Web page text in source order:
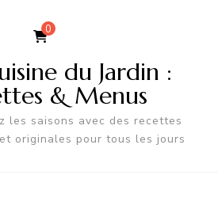
0
du Jardin :
& Menus
les saisons avec des recettes
originales pour tous les jours